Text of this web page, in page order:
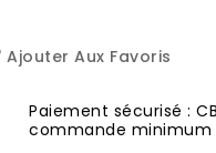
Ajouter Aux Favoris
Paiement sécurisé :
commande minimum